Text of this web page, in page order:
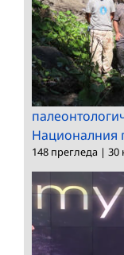
Националния
148 прегледа | 30